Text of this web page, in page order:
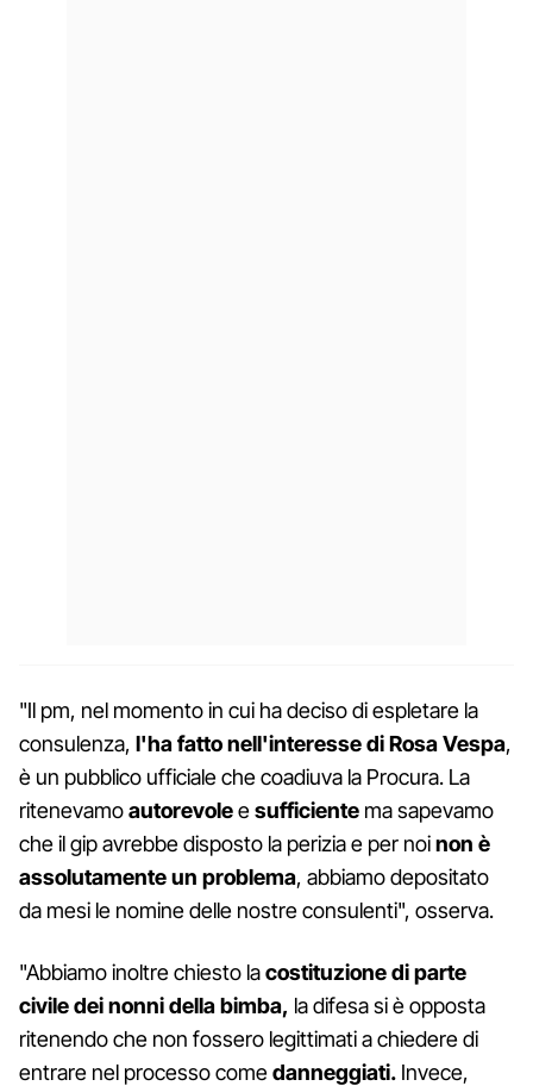
"Il pm, nel momento in cui ha deciso di espletare la
consulenza, l'ha fatto nell'interesse di Rosa Vespa,
è un pubblico ufficiale che coadiuva la Procura. La
ritenevamoautorevoleesufficiente ma sapevamo
che il gip avrebbe disposto la perizia e per noinon è
assolutamente un problema, abbiamo depositato
da mesi le nomine delle nostre consulenti", osserva.
"Abbiamo inoltre chiesto lacostituzione di parte
civile dei nonni della bimba, la difesa si è opposta
ritenendo che non fossero legittimati a chiedere di
entrare nel processo comedanneggiati. Invece,